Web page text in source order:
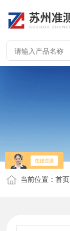
当前位置：首页